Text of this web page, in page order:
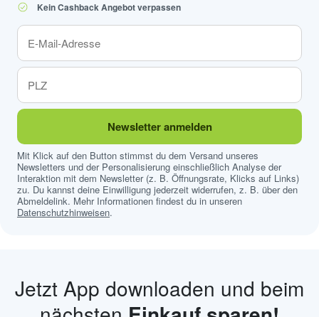
Kein Cashback Angebot verpassen
Newsletter anmelden
Mit Klick auf den Button stimmst du dem Versand unseres
Newsletters und der Personalisierung einschließlich Analyse der
Interaktion mit dem Newsletter (z. B. Öffnungsrate, Klicks auf Links)
zu. Du kannst deine Einwilligung jederzeit widerrufen, z. B. über den
Abmeldelink. Mehr Informationen findest du in unseren
Datenschutzhinweisen.
Jetzt App downloaden und beim